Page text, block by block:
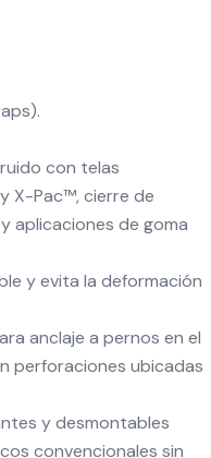
con telas
X-Pac™, cierre de
aplicaciones de goma
y evita la deformación
anclaje a pernos en el
perforaciones ubicadas
y desmontables
convencionales sin